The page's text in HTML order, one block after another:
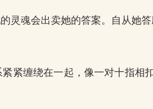
灵魂会出卖她的答案。自从她
紧缠绕在一起，像一对十指相